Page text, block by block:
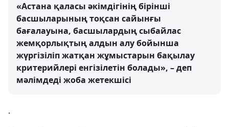
«Астана қаласы әкімдігінің бірінші
басшыларының тоқсан сайынғы
бағалауына, басшылардың сыбайлас
жемқорлықтың алдын алу бойынша
жүргізіліп жатқан жұмыстарын бақылау
критерийлері енгізілетін болады», – деп
мәлімдеді жоба жетекшісі
.